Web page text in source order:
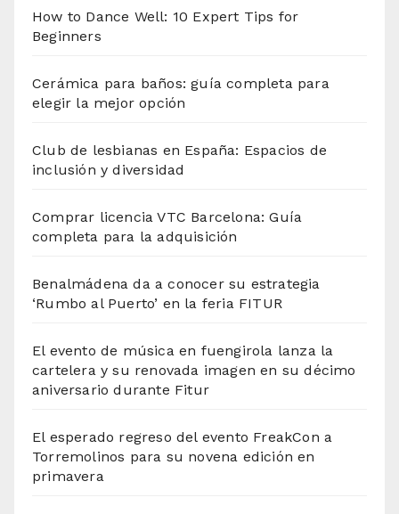
How to Dance Well: 10 Expert Tips for
Beginners
Cerámica para baños: guía completa para
elegir la mejor opción
Club de lesbianas en España: Espacios de
inclusión y diversidad
Comprar licencia VTC Barcelona: Guía
completa para la adquisición
Benalmádena da a conocer su estrategia
‘Rumbo al Puerto’ en la feria FITUR
El evento de música en fuengirola lanza la
cartelera y su renovada imagen en su décimo
aniversario durante Fitur
El esperado regreso del evento FreakCon a
Torremolinos para su novena edición en
primavera